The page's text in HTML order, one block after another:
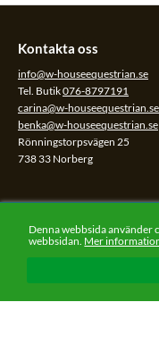
Denna webbsida använder
webbsidan. Mer
Kontakta oss
info@w-houseequestrian.se
Tel. Butik076-8797191
carina@w-houseequestrian.se
benka@w-houseequestrian.se
Rönningstorpsvägen 25
738 33 Norberg
Följ oss på sociala medier.